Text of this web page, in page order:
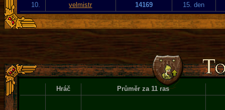
10.
velmistr 14169 15. den
Hráč Průměr za 11 ras